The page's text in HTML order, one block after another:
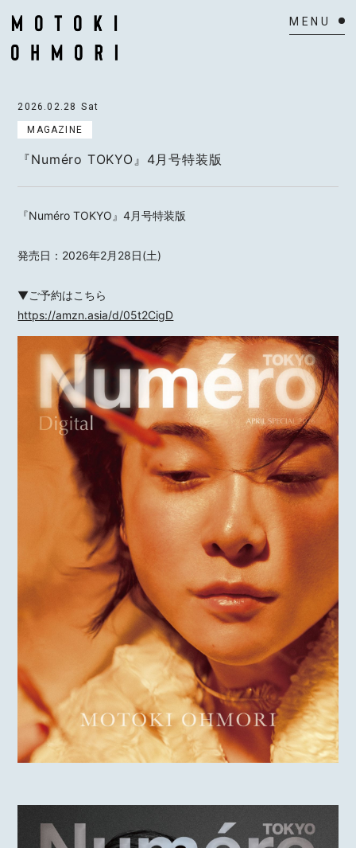
MOTOKI OHMORI
NEWS
SCHEDULE
ACTOR
MAIL MAGAZINE
2026.02.28 Sat
MAGAZINE
『Numéro TOKYO』4月号特装版
『Numéro TOKYO』4月号特装版
発売日：2026年2月28日(土)
▼ご予約はこちら
https://amzn.asia/d/05t2CigD